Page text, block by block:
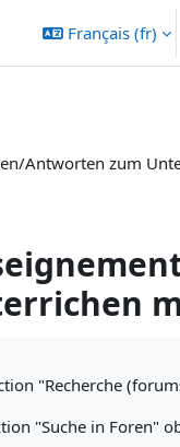
Français ‎(fr)‎
Antworten zum
"Recherche
"Suche in Foren"